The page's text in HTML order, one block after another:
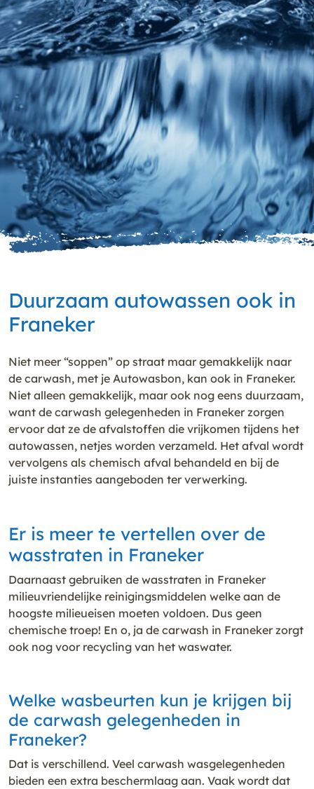
Duurzaam autowassen ook in
Franeker
Niet meer “soppen” op straat maar gemakkelijk naar
de carwash, met je Autowasbon, kan ook in Franeker.
Niet alleen gemakkelijk, maar ook nog eens duurzaam,
want de carwash gelegenheden in Franeker zorgen
ervoor dat ze de afvalstoffen die vrijkomen tijdens het
autowassen, netjes worden verzameld. Het afval wordt
vervolgens als chemisch afval behandeld en bij de
juiste instanties aangeboden ter verwerking.
Er is meer te vertellen over de
wasstraten in Franeker
Daarnaast gebruiken de wasstraten in Franeker
milieuvriendelijke reinigingsmiddelen welke aan de
hoogste milieueisen moeten voldoen. Dus geen
chemische troep! En o, ja de carwash in Franeker zorgt
ook nog voor recycling van het waswater.
Welke wasbeurten kun je krijgen bij
de carwash gelegenheden in
Franeker?
Dat is verschillend. Veel carwash wasgelegenheden
bieden een extra beschermlaag aan. Vaak wordt dat